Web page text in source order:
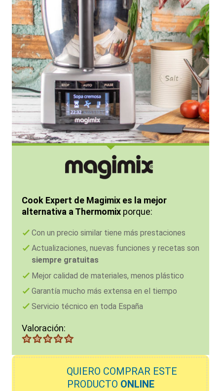
Cook Expert de Magimix es la mejor
alternativa a Thermomix porque:
Con un precio similar tiene más prestaciones
Actualizaciones, nuevas funciones y recetas son
siempre gratuitas
Mejor calidad de materiales, menos plástico
Garantía mucho más extensa en el tiempo
Servicio técnico en toda España
Valoración:
QUIERO COMPRAR ESTE
PRODUCTO ONLINE